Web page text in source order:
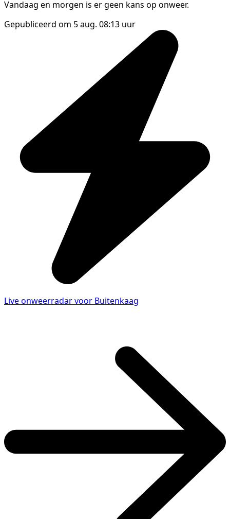
Vandaag en morgen is er geen kans op onweer.
Gepubliceerd om 5 aug. 08:13 uur
Live onweerradar voor Buitenkaag